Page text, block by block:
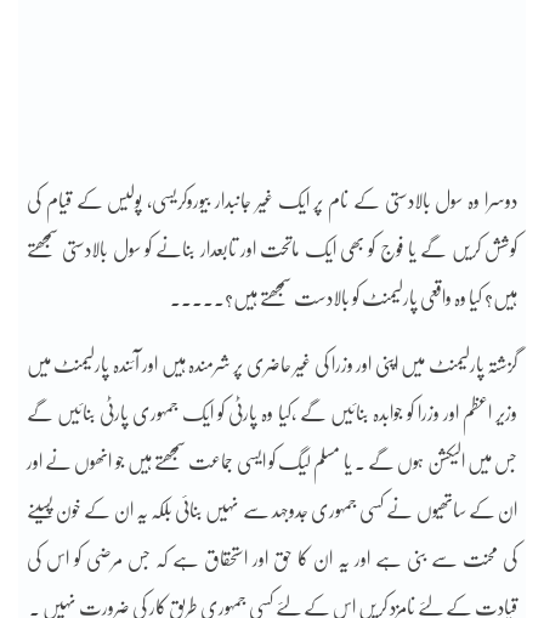
دوسرا وہ سول بالادستی کے نام پر ایک غیر جانبدار بیوروکریسی، پولیس کے قیام کی
کوشش کریں گے یا فوج کو بھی ایک ماتحت اور تابعدار بنانے کو سول بالادستی سمجھتے
ہیں؟ کیا وہ واقعی پارلیمنٹ کو بالادست سمجھتے ہیں؟۔۔۔۔۔
گزشتہ پارلیمنٹ میں اپنی اور وزرا کی غیر حاضری پر شرمندہ ہیں اور آئندہ پارلیمنٹ میں
وزیر اعظم اور وزرا کو جوابدہ بنائیں گے ،کیا وہ پارٹی کو ایک جمہوری پارٹی بنائیں گے
جس میں الیکشن ہوں گے ۔ یا مسلم لیگ کو ایسی جماعت سمجھتے ہیں جو انھوں نے اور
ان کے ساتھیوں نے کسی جمہوری جدوجہد سے نہیں بنائی بلکہ یہ ان کے خون پسینے
کی محنت سے بنی ہے اور یہ ان کا حق اور استحقاق ہے کہ جس مرضی کو اس کی
قیادت کے لئے نامزد کریں اس کے لئے کسی جمہوری طریق کار کی ضرورت نہیں ۔